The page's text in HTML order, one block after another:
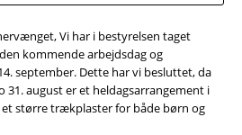
Vi har i bestyrelsen taget
kommende arbejdsdag og
september. Dette har vi besluttet, da
31. august er et heldagsarrangement i
større trækplaster for både børn og